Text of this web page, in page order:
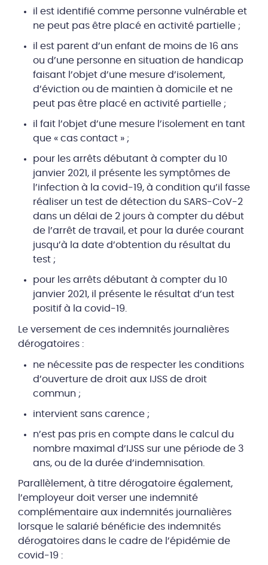
il est identifié comme personne vulnérable et
ne peut pas être placé en activité partielle ;
il est parent d’un enfant de moins de 16 ans
ou d’une personne en situation de handicap
faisant l’objet d’une mesure d’isolement,
d’éviction ou de maintien à domicile et ne
peut pas être placé en activité partielle ;
il fait l’objet d’une mesure l’isolement en tant
que « cas contact » ;
pour les arrêts débutant à compter du 10
janvier 2021, il présente les symptômes de
l’infection à la covid-19, à condition qu’il fasse
réaliser un test de détection du SARS-CoV-2
dans un délai de 2 jours à compter du début
de l’arrêt de travail, et pour la durée courant
jusqu’à la date d’obtention du résultat du
test ;
pour les arrêts débutant à compter du 10
janvier 2021, il présente le résultat d’un test
positif à la covid-19.
Le versement de ces indemnités journalières
dérogatoires :
ne nécessite pas de respecter les conditions
d’ouverture de droit aux IJSS de droit
commun ;
intervient sans carence ;
n’est pas pris en compte dans le calcul du
nombre maximal d’IJSS sur une période de 3
ans, ou de la durée d’indemnisation.
Parallèlement, à titre dérogatoire également,
l’employeur doit verser une indemnité
complémentaire aux indemnités journalières
lorsque le salarié bénéficie des indemnités
dérogatoires dans le cadre de l’épidémie de
covid-19 :